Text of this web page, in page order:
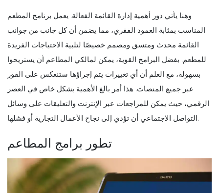
وهنا يأتي دور أهمية إدارة القائمة الفعالة. يعمل برنامج المطعم
المناسب بمثابة العمود الفقري، مما يضمن أن كل جانب من جوانب
القائمة محدث ومتسق ومصمم خصيصًا لتلبية الاحتياجات الفريدة
للمطعم. بفضل البرامج القوية، يمكن لمالكي المطاعم أن يستريحوا
بسهولة، مع العلم أن أي تغييرات يتم إجراؤها ستنعكس على الفور
عبر جميع المنصات. هذا أمر بالغ الأهمية بشكل خاص في العصر
الرقمي، حيث يمكن للمراجعات عبر الإنترنت والتعليقات على وسائل
التواصل الاجتماعي أن تؤدي إلى نجاح الأعمال التجارية أو فشلها.
تطور برامج المطاعم